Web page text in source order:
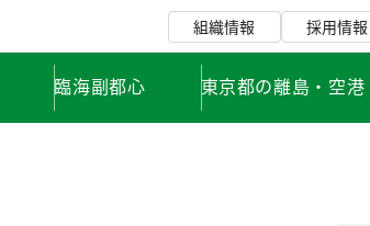
組織情報 採用情報
臨海副都心 東京都の離島・空港